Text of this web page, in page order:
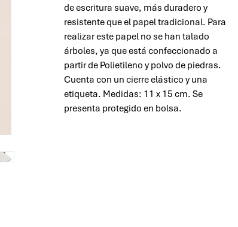
de escritura suave, más duradero y
resistente que el papel tradicional. Para
realizar este papel no se han talado
árboles, ya que está confeccionado a
partir de Polietileno y polvo de piedras.
Cuenta con un cierre elástico y una
etiqueta. Medidas: 11 x 15 cm. Se
presenta protegido en bolsa.